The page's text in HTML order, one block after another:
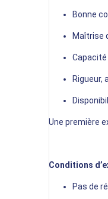
Bonne
Maîtrise
Capacité
Rigueur,
Une première
Conditions
Pas de